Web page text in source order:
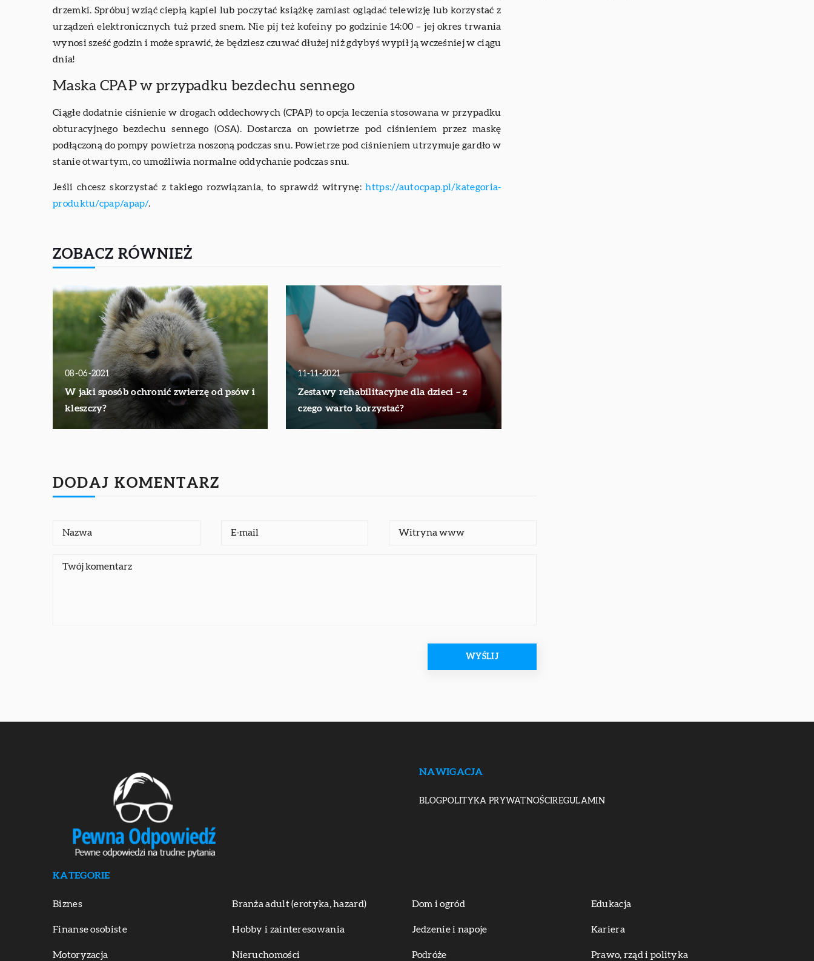
drzemki. Spróbuj wziąć ciepłą kąpiel lub poczytać książkę zamiast oglądać telewizję lub korzystać z
urządzeń elektronicznych tuż przed snem. Nie pij też kofeiny po godzinie 14:00 – jej okres trwania
wynosi sześć godzin i może sprawić, że będziesz czuwać dłużej niż gdybyś wypił ją wcześniej w ciągu
dnia!
Maska CPAP w przypadku bezdechu sennego
Ciągłe dodatnie ciśnienie w drogach oddechowych (CPAP) to opcja leczenia stosowana w przypadku
obturacyjnego bezdechu sennego (OSA). Dostarcza on powietrze pod ciśnieniem przez maskę
podłączoną do pompy powietrza noszoną podczas snu. Powietrze pod ciśnieniem utrzymuje gardło w
stanie otwartym, co umożliwia normalne oddychanie podczas snu.
Jeśli chcesz skorzystać z takiego rozwiązania, to sprawdź witrynę:https://autocpap.pl/kategoria-
produktu/cpap/apap/.
ZOBACZ RÓWNIEŻ
08-06-2021
W jaki sposób ochronić zwierzę od psów i
kleszczy?
11-11-2021
Zestawy rehabilitacyjne dla dzieci – z
czego warto korzystać?
DODAJ KOMENTARZ
NAWIGACJA
BLOGPOLITYKA PRYWATNOŚCIREGULAMIN
KATEGORIE
Biznes Branża adult (erotyka, hazard) Dom i ogród Edukacja
Finanse osobiste Hobby i zainteresowania Jedzenie i napoje Kariera
Motoryzacja Nieruchomości Podróże Prawo, rząd i polityka